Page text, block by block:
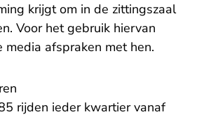
krijgt om in de zittingszaal
Voor het gebruik hiervan
media afspraken met hen.
rijden ieder kwartier vanaf